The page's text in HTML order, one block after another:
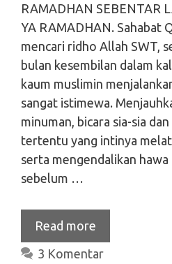
RAMADHAN SEBENTAR
YA RAMADHAN. Sahabat
mencari ridho Allah SWT,
bulan kesembilan dalam
kaum muslimin
sangat istimewa.
minuman, bicara sia-sia
tertentu yang intinya
serta mengendalikan hawa
sebelum …
Read more
3 Komentar